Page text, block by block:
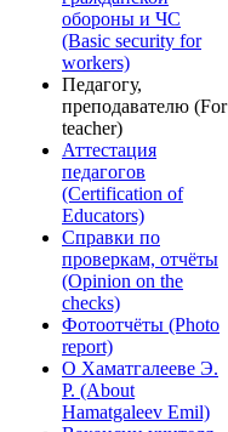
обороны и ЧС
(Basic security for
workers)
Педагогу,
преподавателю (For
teacher)
Аттестация
педагогов
(Certification of
Educators)
Справки по
проверкам, отчёты
(Opinion on the
checks)
Фотоотчёты (Photo
report)
О Хаматгалееве Э.
Р. (About
Hamatgaleev Emil)